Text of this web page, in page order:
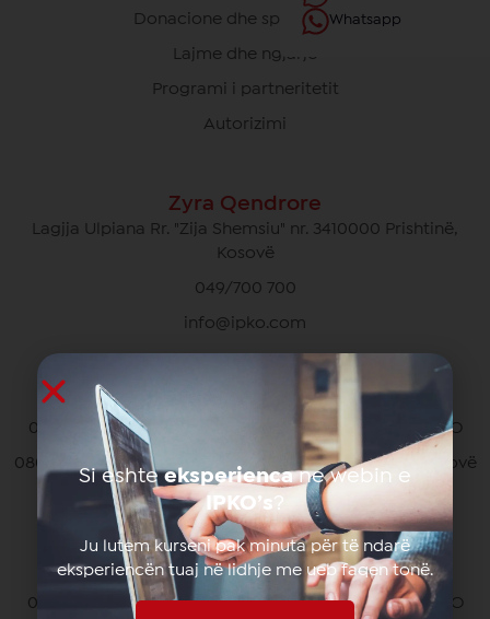
Donacione dhe sponsorime
Lajme dhe ngjarje
Programi i partneritetit
Autorizimi
Zyra Qendrore
Lagjja Ulpiana Rr. "Zija Shemsiu" nr. 3410000 Prishtinë,
Kosovë
049/700 700
info@ipko.com
Kujdesi Ndaj Klientëve Privat
049/700 700 pa pagesë për thirrjet brenda rrjetit IPKO
080070070 pa pagesë nga të gjithë operatorët në Kosovë
*770# për thirrjet nga roaming
Kujdesi Ndaj Klientëve të Biznesit
049/700 900 pa pagesë për thirrjet brenda rrjetit IPKO
Whatsapp
Si eshteeksperiencane webin e
IPKO’s?
Ju lutem kurseni pak minuta për të ndarë
eksperiencën tuaj në lidhje me ueb faqen tonë.